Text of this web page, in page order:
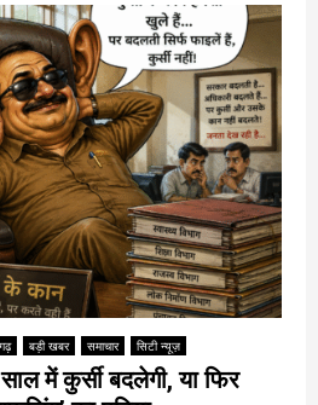
बड़ी खबर समाचार सिटी न्यूज़
में कुर्सी बदलेगी, या फिर